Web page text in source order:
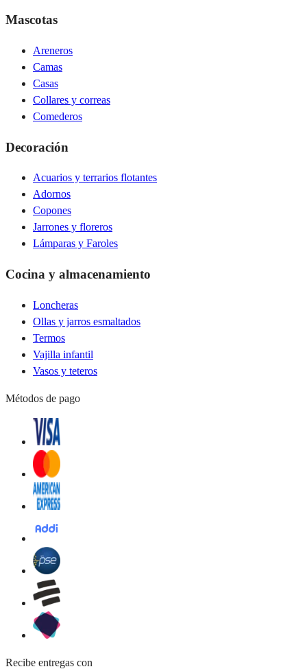
Mascotas
Areneros
Camas
Casas
Collares y correas
Comederos
Decoración
Acuarios y terrarios flotantes
Adornos
Copones
Jarrones y floreros
Lámparas y Faroles
Cocina y almacenamiento
Loncheras
Ollas y jarros esmaltados
Termos
Vajilla infantil
Vasos y teteros
Métodos de pago
Recibe entregas con